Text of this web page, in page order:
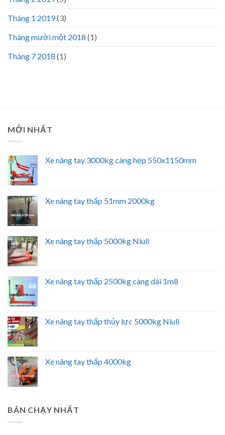
Tháng 1 2019(3)
Tháng mười một 2018 (1)
Tháng 7 2018 (1)
MỚI NHẤT
Xe nâng tay 3000kg càng hẹp 550x1150mm
Xe nâng tay thấp 51mm 2000kg
Xe nâng tay thấp 5000kg Niuli
Xe nâng tay thấp 2500kg càng dài 1m8
Xe nâng tay thấp thủy lực 5000kg Niuli
Xe nâng tay thấp 4000kg
BÁN CHẠY NHẤT